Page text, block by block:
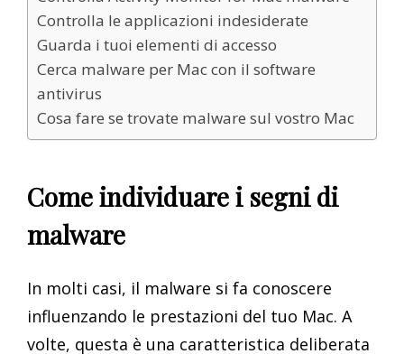
Controlla le applicazioni indesiderate
Guarda i tuoi elementi di accesso
Cerca malware per Mac con il software
antivirus
Cosa fare se trovate malware sul vostro Mac
Come individuare i segni di
malware
In molti casi, il malware si fa conoscere
influenzando le prestazioni del tuo Mac. A
volte, questa è una caratteristica deliberata